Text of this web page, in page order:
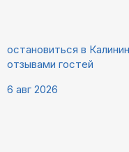
остановиться в
отзывами гостей
6 авг 2026